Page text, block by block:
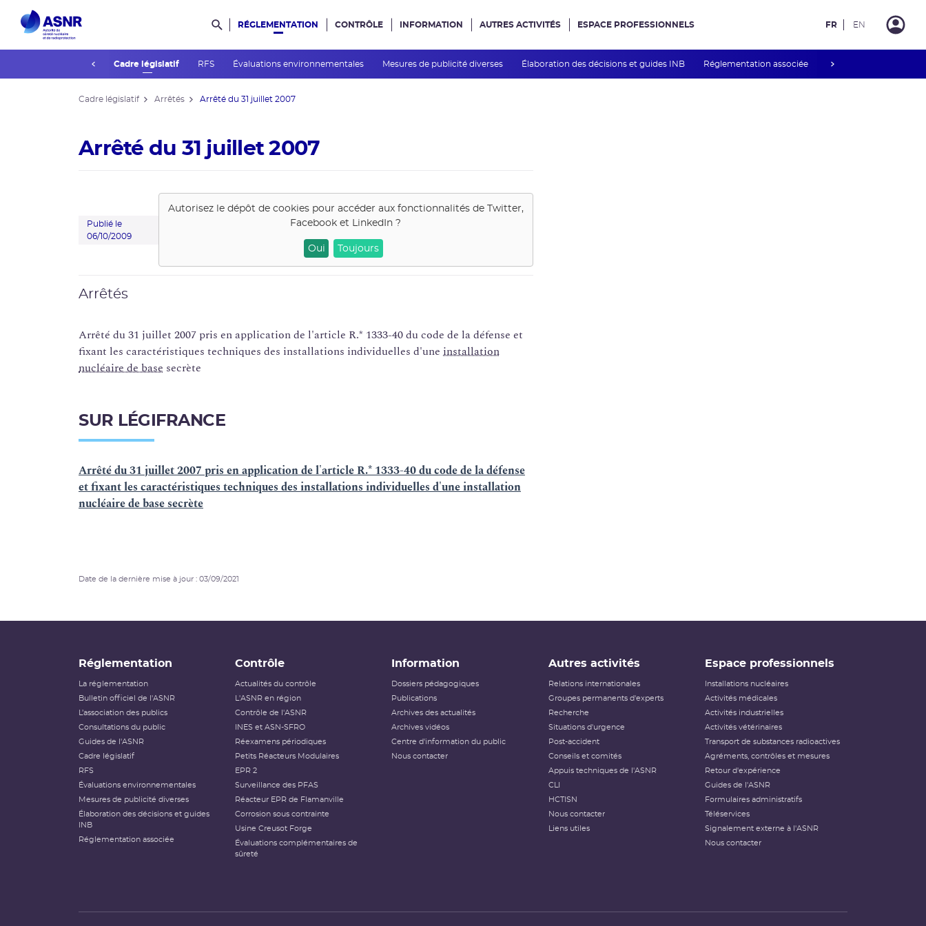
Rechercher dans le site
RÉGLEMENTATION
Guides de l'ASNR Cadre législatif RFS Évaluations environnementales Mesures de publicité diverses Élaboration des décisions et guides INB Réglementation associée
CONTRÔLE INFORMATION AUTRES ACTIVITÉS ESPACE PROFESSIONNELS FR EN
Cadre législatif Arrêtés Arrêté du 31 juillet 2007
Arrêté du 31 juillet 2007
Publié le
06/10/2009
Autorisez le dépôt de cookies pour accéder aux fonctionnalités de
Twitter,
Facebook et LinkedIn ?
Oui Toujours
Arrêtés
Arrêté du 31 juillet 2007 pris en application de l'article R.* 1333-40 du code de la défense et
fixant les caractéristiques techniques des installations individuelles d'une installation
nucléaire de base secrète
SUR LÉGIFRANCE
Arrêté du 31 juillet 2007 pris en application de l'article R.* 1333-40 du code de la défense
et fixant les caractéristiques techniques des installations individuelles d'une installation
nucléaire de base secrète
Date de la dernière mise à jour : 03/09/2021
Réglementation
La réglementation
Bulletin officiel de l'ASNR
L’association des publics
Consultations du public
Guides de l'ASNR
Cadre législatif
RFS
Évaluations environnementales
Mesures de publicité diverses
Élaboration des décisions et guides
INB
Réglementation associée
Contrôle
Actualités du contrôle
L'ASNR en région
Contrôle de l'ASNR
INES et ASN-SFRO
Réexamens périodiques
Petits Réacteurs Modulaires
EPR 2
Surveillance des PFAS
Réacteur EPR de Flamanville
Corrosion sous contrainte
Usine Creusot Forge
Évaluations complémentaires de
sûreté
Information
Dossiers pédagogiques
Publications
Archives des actualités
Archives vidéos
Centre d'information du public
Nous contacter
Autres activités
Relations internationales
Groupes permanents d'experts
Recherche
Situations d'urgence
Post-accident
Conseils et comités
Appuis techniques de l'ASNR
CLI
HCTISN
Nous contacter
Liens utiles
Espace professionnels
Installations nucléaires
Activités médicales
Activités industrielles
Activités vétérinaires
Transport de substances radioactives
Agréments, contrôles et mesures
Retour d'expérience
Guides de l'ASNR
Formulaires administratifs
Téléservices
Signalement externe à l'ASNR
Nous contacter